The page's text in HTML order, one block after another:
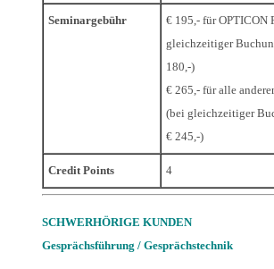
Seminargebühr
€ 195,- für OPTICON
gleichzeitiger
180,-)
€ 265,- für alle
(bei gleichzeitiger
€ 245,-)
Credit Points 4
SCHWERHÖRIGE KUNDEN
Gesprächsführung / Gesprächstechnik